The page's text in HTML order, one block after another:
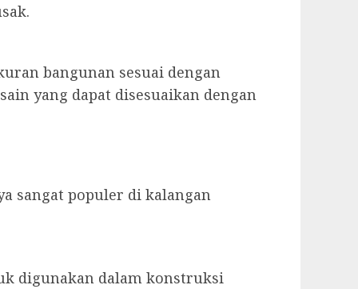
bangunan sesuai dengan
yang dapat disesuaikan dengan
sangat populer di kalangan
digunakan dalam konstruksi